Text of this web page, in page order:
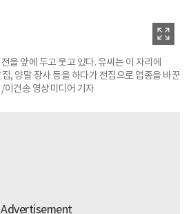
을 앞에 두고 웃고 있다. 유씨는 이 자리에
, 양말 장사 등을 하다가 전집으로 업종을 바꾼
이건송 영상미디어 기자